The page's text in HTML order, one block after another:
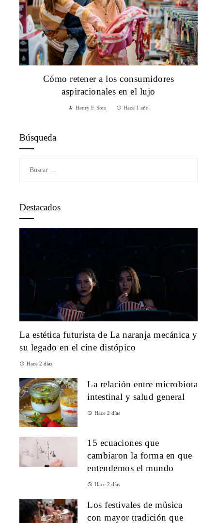
Cómo retener a los consumidores
aspiracionales en el lujo
Henry F. Soto Hace 1 año
Búsqueda
Destacados
La estética futurista de La naranja mecánica y
su legado en el cine distópico
Hace 2 días
La relación entre microbiota
intestinal y salud general
Hace 2 días
15 ecuaciones que
cambiaron la forma en que
entendemos el mundo
Hace 2 días
Los festivales de música
con mayor tradición que